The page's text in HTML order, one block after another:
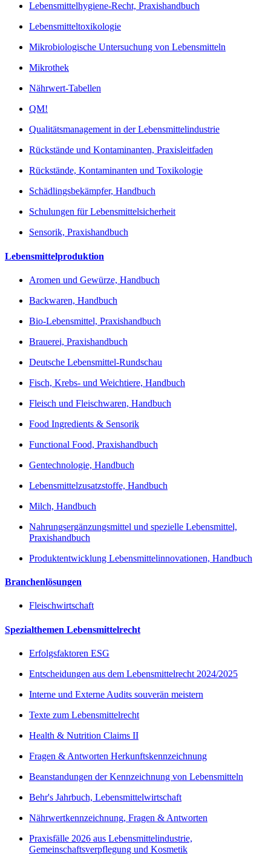
Lebensmittelhygiene-Recht, Praxishandbuch
Lebensmitteltoxikologie
Mikrobiologische Untersuchung von Lebensmitteln
Mikrothek
Nährwert-Tabellen
QM!
Qualitätsmanagement in der Lebensmittelindustrie
Rückstände und Kontaminanten, Praxisleitfaden
Rückstände, Kontaminanten und Toxikologie
Schädlingsbekämpfer, Handbuch
Schulungen für Lebensmittelsicherheit
Sensorik, Praxishandbuch
Lebensmittelproduktion
Aromen und Gewürze, Handbuch
Backwaren, Handbuch
Bio-Lebensmittel, Praxishandbuch
Brauerei, Praxishandbuch
Deutsche Lebensmittel-Rundschau
Fisch, Krebs- und Weichtiere, Handbuch
Fleisch und Fleischwaren, Handbuch
Food Ingredients & Sensorik
Functional Food, Praxishandbuch
Gentechnologie, Handbuch
Lebensmittelzusatzstoffe, Handbuch
Milch, Handbuch
Nahrungsergänzungsmittel und spezielle Lebensmittel,
Praxishandbuch
Produktentwicklung Lebensmittelinnovationen, Handbuch
Branchenlösungen
Fleischwirtschaft
Spezialthemen Lebensmittelrecht
Erfolgsfaktoren ESG
Entscheidungen aus dem Lebensmittelrecht 2024/2025
Interne und Externe Audits souverän meistern
Texte zum Lebensmittelrecht
Health & Nutrition Claims II
Fragen & Antworten Herkunftskennzeichnung
Beanstandungen der Kennzeichnung von Lebensmitteln
Behr's Jahrbuch, Lebensmittelwirtschaft
Nährwertkennzeichnung, Fragen & Antworten
Praxisfälle 2026 aus Lebensmittelindustrie,
Gemeinschaftsverpflegung und Kosmetik